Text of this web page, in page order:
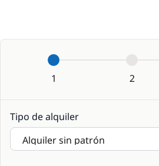
1 2
Tipo de alquiler